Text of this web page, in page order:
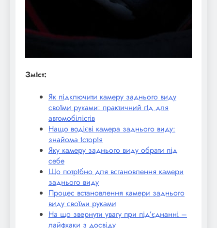
Зміст:
Як підключити камеру заднього виду
своїми руками: практичний гід для
автомобілістів
Нащо водієві камера заднього виду:
знайома історія
Яку камеру заднього виду обрати під
себе
Що потрібно для встановлення камери
заднього виду
Процес встановлення камери заднього
виду своїми руками
На що звернути увагу при під’єднанні –
лайфхаки з досвіду